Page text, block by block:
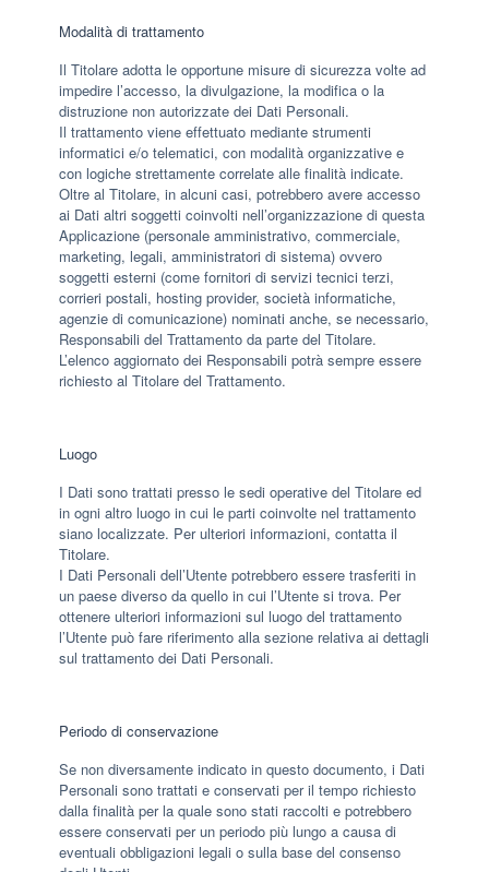
Modalità di trattamento
Il Titolare adotta le opportune misure di sicurezza volte ad
impedire l’accesso, la divulgazione, la modifica o la
distruzione non autorizzate dei Dati Personali.
Il trattamento viene effettuato mediante strumenti
informatici e/o telematici, con modalità organizzative e
con logiche strettamente correlate alle finalità indicate.
Oltre al Titolare, in alcuni casi, potrebbero avere accesso
ai Dati altri soggetti coinvolti nell’organizzazione di questa
Applicazione (personale amministrativo, commerciale,
marketing, legali, amministratori di sistema) ovvero
soggetti esterni (come fornitori di servizi tecnici terzi,
corrieri postali, hosting provider, società informatiche,
agenzie di comunicazione) nominati anche, se necessario,
Responsabili del Trattamento da parte del Titolare.
L’elenco aggiornato dei Responsabili potrà sempre essere
richiesto al Titolare del Trattamento.
Luogo
I Dati sono trattati presso le sedi operative del Titolare ed
in ogni altro luogo in cui le parti coinvolte nel trattamento
siano localizzate. Per ulteriori informazioni, contatta il
Titolare.
I Dati Personali dell’Utente potrebbero essere trasferiti in
un paese diverso da quello in cui l’Utente si trova. Per
ottenere ulteriori informazioni sul luogo del trattamento
l’Utente può fare riferimento alla sezione relativa ai dettagli
sul trattamento dei Dati Personali.
Periodo di conservazione
Se non diversamente indicato in questo documento, i Dati
Personali sono trattati e conservati per il tempo richiesto
dalla finalità per la quale sono stati raccolti e potrebbero
essere conservati per un periodo più lungo a causa di
eventuali obbligazioni legali o sulla base del consenso